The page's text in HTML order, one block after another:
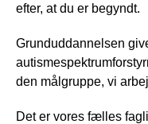
efter, at du er begyndt.
Grunduddannelsen
den målgruppe, vi
Det er vores fælles